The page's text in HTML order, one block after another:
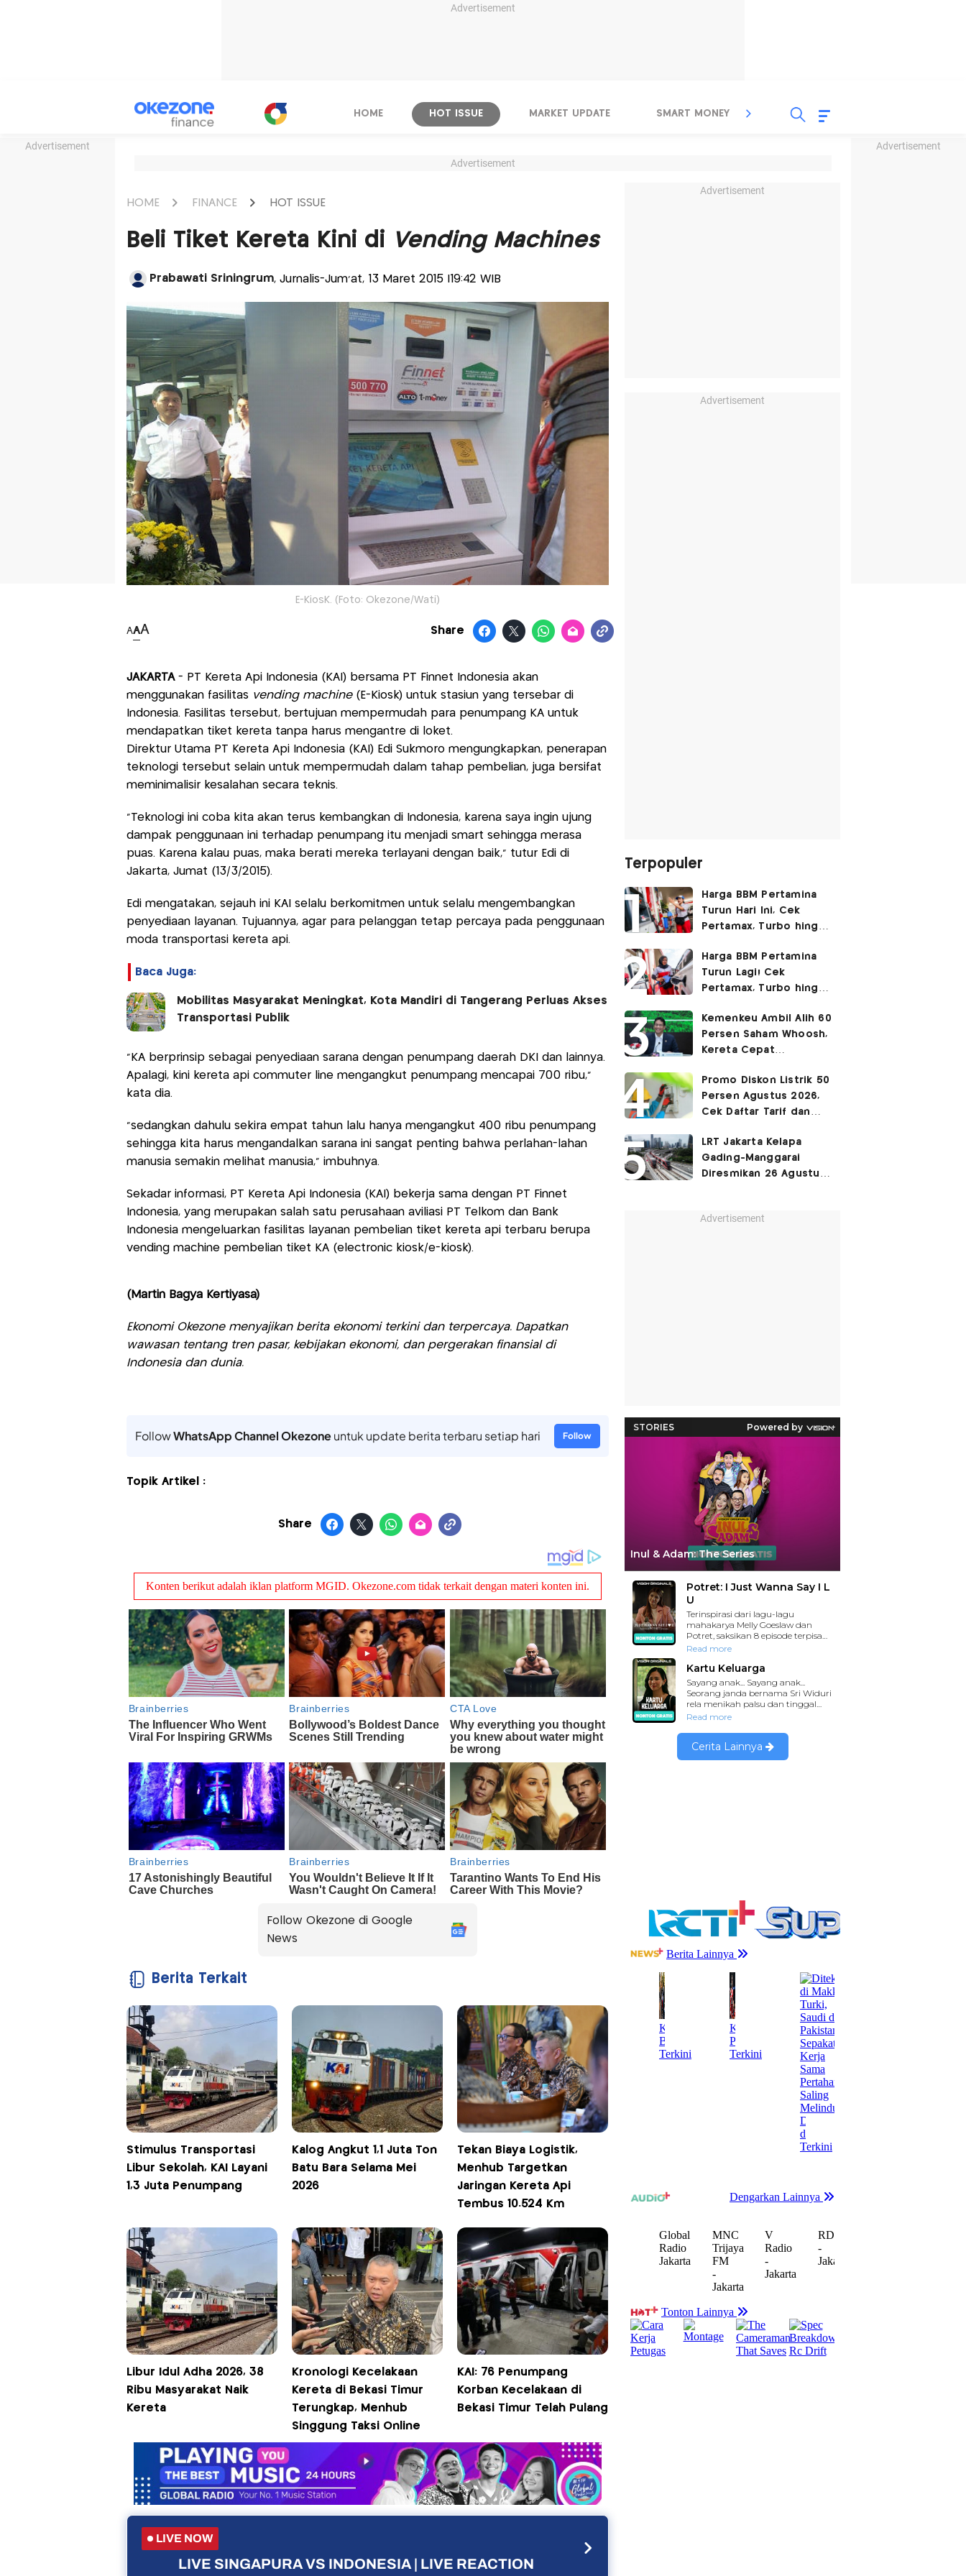
Advertisement
Advertisement Advertisement
HOME HOT ISSUE MARKET UPDATE SMART MONEY INSPIRASI BISNIS
Advertisement
HOME FINANCE HOT ISSUE
Beli Tiket Kereta Kini di Vending Machines
Prabawati Sriningrum, Jurnalis-Jum'at, 13 Maret 2015 |19:42 WIB
E-KiosK. (Foto: Okezone/Wati)
AAA Share
JAKARTA - PT Kereta Api Indonesia (KAI) bersama PT Finnet Indonesia akan
menggunakan fasilitas vending machine(E-Kiosk) untuk stasiun yang tersebar di
Indonesia. Fasilitas tersebut, bertujuan mempermudah para penumpang KA untuk
mendapatkan tiket kereta tanpa harus mengantre di loket.
Direktur Utama PT Kereta Api Indonesia (KAI) Edi Sukmoro mengungkapkan, penerapan
teknologi tersebut selain untuk mempermudah dalam tahap pembelian, juga bersifat
meminimalisir kesalahan secara teknis.
"Teknologi ini coba kita akan terus kembangkan di Indonesia, karena saya ingin ujung
dampak penggunaan ini terhadap penumpang itu menjadi smart sehingga merasa
puas. Karena kalau puas, maka berati mereka terlayani dengan baik," tutur Edi di
Jakarta, Jumat (13/3/2015).
Edi mengatakan, sejauh ini KAI selalu berkomitmen untuk selalu mengembangkan
penyediaan layanan. Tujuannya, agar para pelanggan tetap percaya pada penggunaan
moda transportasi kereta api.
Baca Juga:
Mobilitas Masyarakat Meningkat, Kota Mandiri di Tangerang Perluas Akses
Transportasi Publik
"KA berprinsip sebagai penyediaan sarana dengan penumpang daerah DKI dan lainnya.
Apalagi, kini kereta api commuter line mengangkut penumpang mencapai 700 ribu,"
kata dia.
"sedangkan dahulu sekira empat tahun lalu hanya mengangkut 400 ribu penumpang
sehingga kita harus mengandalkan sarana ini sangat penting bahwa perlahan-lahan
manusia semakin melihat manusia," imbuhnya.
Sekadar informasi, PT Kereta Api Indonesia (KAI) bekerja sama dengan PT Finnet
Indonesia, yang merupakan salah satu perusahaan aviliasi PT Telkom dan Bank
Indonesia mengeluarkan fasilitas layanan pembelian tiket kereta api terbaru berupa
vending machine pembelian tiket KA (electronic kiosk/e-kiosk).
(Martin Bagya Kertiyasa)
Ekonomi Okezone menyajikan berita ekonomi terkini dan terpercaya. Dapatkan
wawasan tentang tren pasar, kebijakan ekonomi, dan pergerakan finansial di
Indonesia dan dunia.
FollowWhatsApp Channel Okezoneuntuk update berita terbaru setiap hari Follow
Topik Artikel :
Share
Follow Okezone di Google
News
Berita Terkait
Stimulus Transportasi
Libur Sekolah, KAI Layani
1,3 Juta Penumpang
Kalog Angkut 1,1 Juta Ton
Batu Bara Selama Mei
2026
Tekan Biaya Logistik,
Menhub Targetkan
Jaringan Kereta Api
Tembus 10.524 Km
Libur Idul Adha 2026, 38
Ribu Masyarakat Naik
Kereta
Kronologi Kecelakaan
Kereta di Bekasi Timur
Terungkap, Menhub
Singgung Taksi Online
KAI: 76 Penumpang
Korban Kecelakaan di
Bekasi Timur Telah Pulang
LIVE NOW
LIVE SINGAPURA VS INDONESIA | LIVE REACTION
Advertisement
Advertisement
Terpopuler
Harga BBM Pertamina
Turun Hari Ini, Cek
Pertamax, Turbo hingga
2026
Harga BBM Pertamina
Turun Lagi! Cek
Pertamax, Turbo hingga
Agustus 2026
Kemenkeu Ambil Alih 60
Persen Saham Whoosh,
Kereta Cepat
Surabaya
Promo Diskon Listrik 50
Persen Agustus 2026,
Cek Daftar Tarif dan
LRT Jakarta Kelapa
Gading-Manggarai
Diresmikan 26 Agustus
Advertisement